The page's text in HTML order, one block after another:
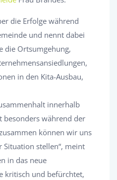
die Erfolge während
und nennt dabei
die Ortsumgehung,
in den Kita-Ausbau,
innerhalb
besonders während der
können wir uns
stellen“, meint
in das neue
kritisch und befürchtet,